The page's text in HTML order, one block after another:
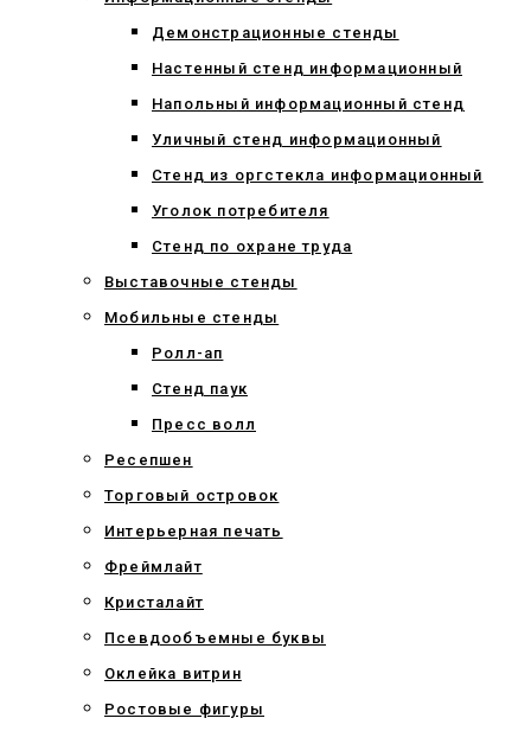
Демонстрационные стенды
Настенный стенд информационный
Напольный информационный стенд
Уличный стенд информационный
Стенд из оргстекла информационный
Уголок потребителя
Стенд по охране труда
Выставочные стенды
Мобильные стенды
Ролл-ап
Стенд паук
Пресс волл
Ресепшен
Торговый островок
Интерьерная печать
Фреймлайт
Кристалайт
Псевдообъемные буквы
Оклейка витрин
Ростовые фигуры